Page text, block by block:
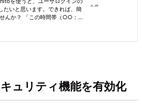
ュリティ機能を有効化